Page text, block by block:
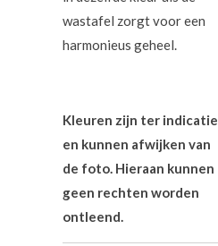
wastafel zorgt voor een
harmonieus geheel.
Kleuren zijn ter indicatie
en kunnen afwijken van
de foto. Hieraan kunnen
geen rechten worden
ontleend.